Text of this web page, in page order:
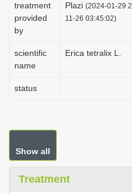
treatment
provided
by
Plazi (2024-01-29
11-26 03:45:02)
scientific
name
Erica tetralix L.
status
Show all
Treatment